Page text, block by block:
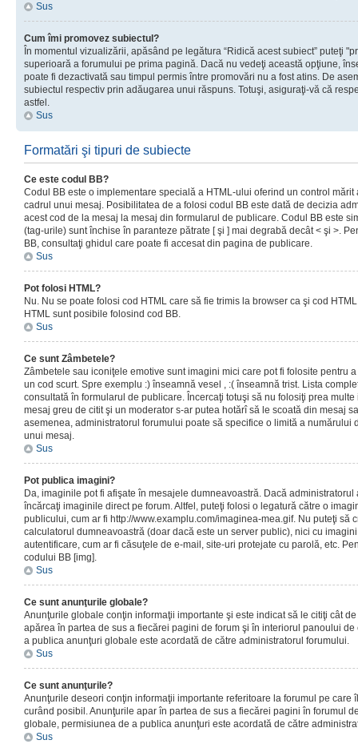
Sus
Cum îmi promovez subiectul?
În momentul vizualizării, apăsând pe legătura “Ridică acest subiect” puteţi
superioară a forumului pe prima pagină. Dacă nu vedeţi această opţiune,
poate fi dezactivată sau timpul permis între promovări nu a fost atins. De
subiectul respectiv prin adăugarea unui răspuns. Totuşi, asiguraţi-vă că
astfel.
Sus
Formatări şi tipuri de subiecte
Ce este codul BB?
Codul BB este o implementare specială a HTML-ului oferind un control
cadrul unui mesaj. Posibilitatea de a folosi codul BB este dată de decizia
acest cod de la mesaj la mesaj din formularul de publicare. Codul BB este
(tag-urile) sunt închise în paranteze pătrate [ şi ] mai degrabă decât < şi >.
BB, consultaţi ghidul care poate fi accesat din pagina de publicare.
Sus
Pot folosi HTML?
Nu. Nu se poate folosi cod HTML care să fie trimis la browser ca şi cod
HTML sunt posibile folosind cod BB.
Sus
Ce sunt Zâmbetele?
Zâmbetele sau iconiţele emotive sunt imagini mici care pot fi folosite pentru
un cod scurt. Spre exemplu :) înseamnă vesel , :( înseamnă trist. Lista
consultată în formularul de publicare. Încercaţi totuşi să nu folosiţi prea
mesaj greu de citit şi un moderator s-ar putea hotărî să le scoată din mesaj
asemenea, administratorul forumului poate să specifice o limită a numărului
unui mesaj.
Sus
Pot publica imagini?
Da, imaginile pot fi afişate în mesajele dumneavoastră. Dacă
încărcaţi imaginile direct pe forum. Altfel, puteţi folosi o legatură către o
publicului, cum ar fi http://www.examplu.com/imaginea-mea.gif. Nu puteţi să
calculatorul dumneavoastră (doar dacă este un server public), nici cu
autentificare, cum ar fi căsuţele de e-mail, site-uri protejate cu parolă, etc.
codului BB [img].
Sus
Ce sunt anunţurile globale?
Anunţurile globale conţin informaţii importante şi este indicat să le citiţi cât
apărea în partea de sus a fiecărei pagini de forum şi în interiorul panoului
a publica anunţuri globale este acordată de către administratorul forumului.
Sus
Ce sunt anunţurile?
Anunţurile deseori conţin informaţii importante referitoare la forumul pe care
curând posibil. Anunţurile apar în partea de sus a fiecărei pagini în forumul
globale, permisiunea de a publica anunţuri este acordată de către
Sus